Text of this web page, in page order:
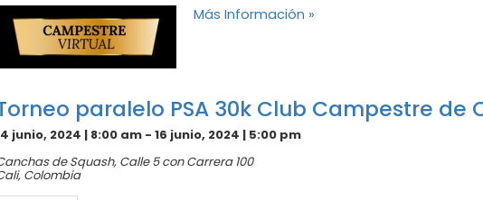
Más Información »
paralelo PSA 30k Club Campestre de
junio, 2024 | 8:00 am - 16 junio, 2024 | 5:00 pm
de Squash, Calle 5 con Carrera 100
, Colombia